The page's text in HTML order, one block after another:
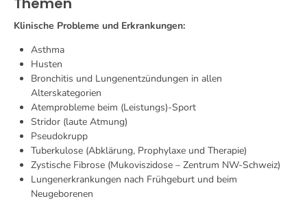
Klinische Probleme und Erkrankungen:
Asthma
Husten
Bronchitis und Lungenentzündungen in allen
Alterskategorien
Atemprobleme beim (Leistungs)-Sport
Stridor (laute Atmung)
Pseudokrupp
Tuberkulose (Abklärung, Prophylaxe und Therapie)
Zystische Fibrose (Mukoviszidose – Zentrum NW-Schweiz)
Lungenerkrankungen nach Frühgeburt und beim
Neugeborenen